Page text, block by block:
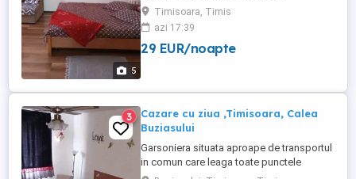
5
apartament, 1-4 persoane. Preț de la 140
lei noapte minim 7 zile(1-2persoane)
Parcare gratuită. Wifi+Tv
Timisoara, Timis
azi 17:39
29 EUR/noapte
3
Cazare cu ziua ,Timisoara, Calea
Buziasului
Garsoniera situata aproape de transportul
in comun care leaga toate punctele
orasului, 7 minute de Lidl Buziasului si